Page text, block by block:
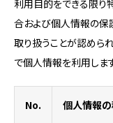
利用目的をできる限り
合および個人情報の保
取り扱うことが認めら
で個人情報を利用します
No. 個人情報